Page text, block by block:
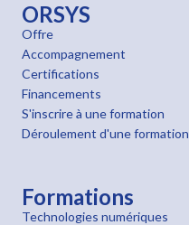
ORSYS
Offre
Accompagnement
Certifications
Financements
S'inscrire à une formation
Déroulement d'une formation
Formations
Technologies numériques